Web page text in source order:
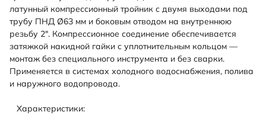
латунный компрессионный тройник с двумя выходами под
трубу ПНД Ø63 мм и боковым отводом на внутреннюю
резьбу 2". Компрессионное соединение обеспечивается
затяжкой накидной гайки с уплотнительным кольцом —
монтаж без специального инструмента и без сварки.
Применяется в системах холодного водоснабжения, полива
и наружного водопровода.
Характеристики: